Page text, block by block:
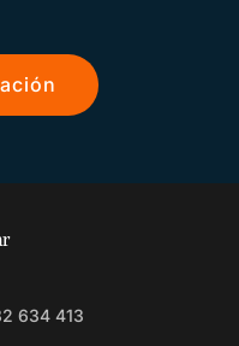
634 413